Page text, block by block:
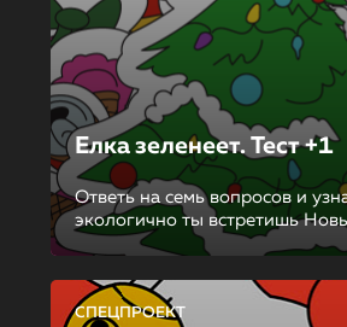
Елка зеленеет. Тест +1
Ответь на семь вопросов и
экологично ты встретишь
СПЕЦПРОЕКТ